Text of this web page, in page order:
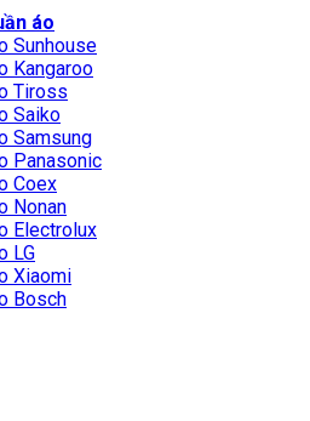
áo
Sunhouse
Kangaroo
Tiross
Saiko
Samsung
Panasonic
Coex
Nonan
Electrolux
LG
Xiaomi
Bosch